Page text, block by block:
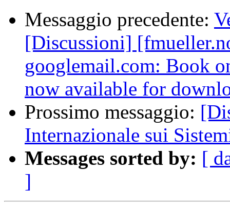
Messaggio precedente:
[Discussioni]
googlemail.com: Book
now available for
Prossimo messaggio:
Internazionale sui
Messages sorted by: [
]